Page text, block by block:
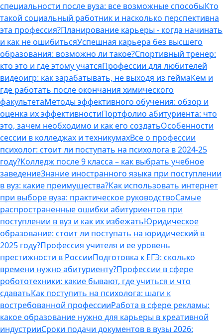
специальности после вуза: все возможные способыКто
такой социальный работник и насколько перспективна
эта профессия?Планирование карьеры - когда начинать
и как не ошибитьсяУспешная карьера без высшего
образования: возможно ли такое?Спортивный тренер:
кто это и где этому учатсяПрофессии для любителей
видеоигр: как зарабатывать, не выходя из геймаКем и
где работать после окончания химического
факультетаМетоды эффективного обучения: обзор и
оценка их эффективностиПортфолио абитуриента: что
это, зачем необходимо и как его создатьОсобенности
сессии в колледжах и техникумахВсе о профессии
психолог: стоит ли поступать на психолога в 2024-25
году?Колледж после 9 класса – как выбрать учебное
заведениеЗнание иностранного языка при поступлении
в вуз: какие преимущества?Как использовать интернет
при выборе вуза: практическое руководствоСамые
распространенные ошибки абитуриентов при
поступлении в вуз и как их избежатьЮридическое
образование: стоит ли поступать на юридический в
2025 году?Профессия учителя и ее уровень
престижности в РоссииПодготовка к ЕГЭ: сколько
времени нужно абитуриенту?Профессии в сфере
робототехники: какие бывают, где учиться и что
сдаватьКак поступить на психолога: шаги к
востребованной профессииРабота в сфере рекламы:
какое образование нужно для карьеры в креативной
индустрииСроки подачи документов в вузы 2026: